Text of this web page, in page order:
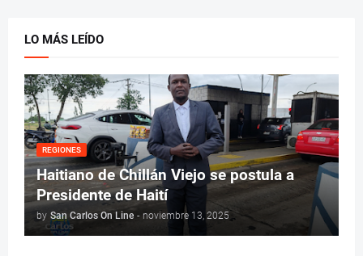
LO MÁS LEÍDO
REGIONES
Haitiano de Chillán Viejo se postula a
Presidente de Haití
by San Carlos On Line - noviembre 13, 2025